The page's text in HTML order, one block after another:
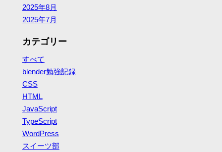
2025年8月
2025年7月
カテゴリー
すべて
blender勉強記録
CSS
HTML
JavaScript
TypeScript
WordPress
スイーツ部